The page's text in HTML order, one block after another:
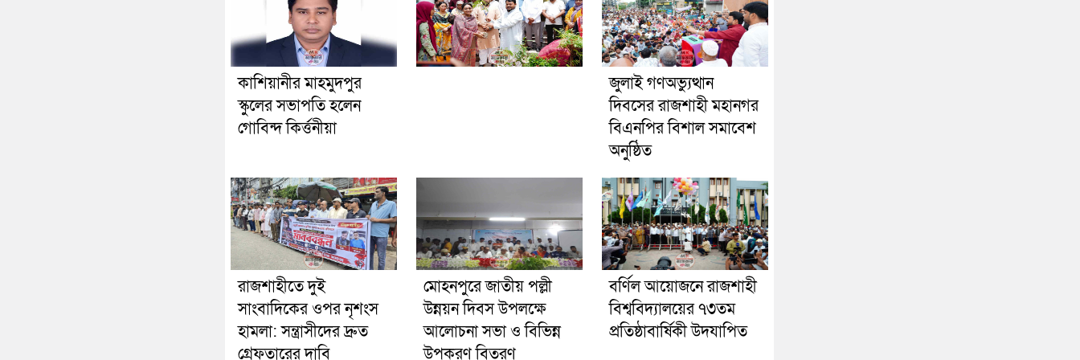
কাশিয়ানীর মাহমুদপুর
স্কুলের সভাপতি হলেন
গোবিন্দ কির্ত্তনীয়া
জুলাই গণঅভ্যুত্থান
দিবসের রাজশাহী মহানগর
বিএনপির বিশাল সমাবেশ
অনুষ্ঠিত
রাজশাহীতে দুই
সাংবাদিকের ওপর নৃশংস
হামলা: সন্ত্রাসীদের দ্রুত
গ্রেফতারের দাবি
মোহনপুরে জাতীয় পল্লী
উন্নয়ন দিবস উপলক্ষে
আলোচনা সভা ও বিভিন্ন
উপকরণ বিতরণ
বর্ণিল আয়োজনে রাজশাহী
বিশ্ববিদ্যালয়ের ৭৩তম
প্রতিষ্ঠাবার্ষিকী উদযাপিত